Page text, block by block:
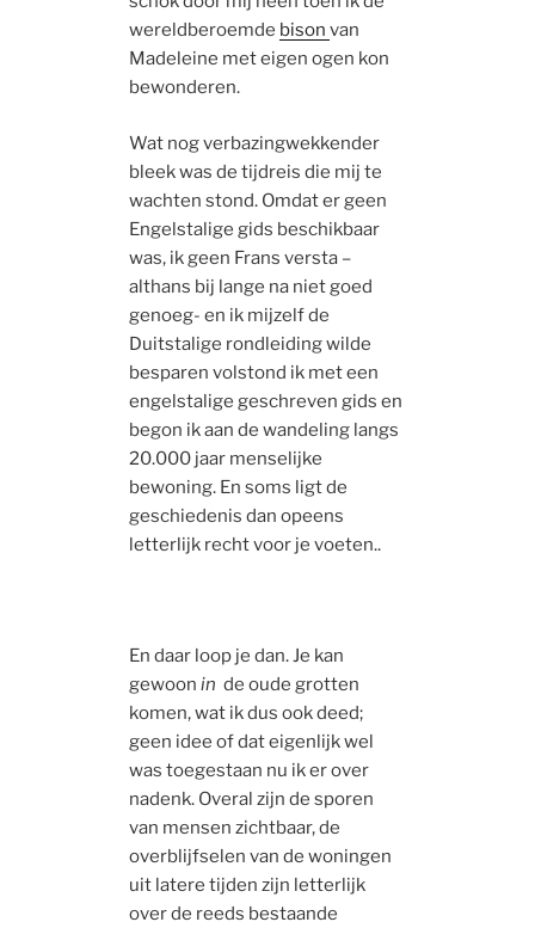
wereldberoemde bisonvan
Madeleine met eigen ogen kon
bewonderen.
Wat nog verbazingwekkender
bleek was de tijdreis die mij te
wachten stond. Omdat er geen
Engelstalige gids beschikbaar
was, ik geen Frans versta –
althans bij lange na niet goed
genoeg- en ik mijzelf de
Duitstalige rondleiding wilde
besparen volstond ik met een
engelstalige geschreven gids en
begon ik aan de wandeling langs
20.000 jaar menselijke
bewoning. En soms ligt de
geschiedenis dan opeens
letterlijk recht voor je voeten..
En daar loop je dan. Je kan
gewoonin de oude grotten
komen, wat ik dus ook deed;
geen idee of dat eigenlijk wel
was toegestaan nu ik er over
nadenk. Overal zijn de sporen
van mensen zichtbaar, de
overblijfselen van de woningen
uit latere tijden zijn letterlijk
over de reeds bestaande